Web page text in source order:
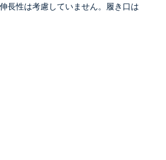
長性は考慮していません。履き口は